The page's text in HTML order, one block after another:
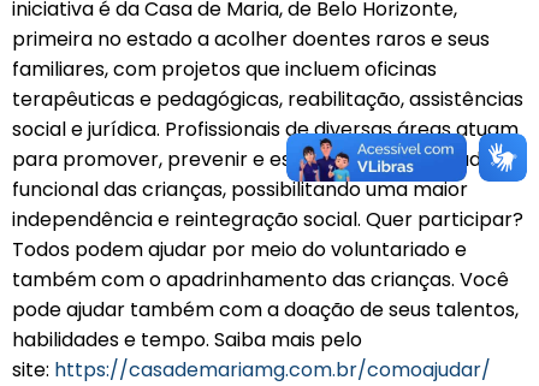
iniciativa é da Casa de Maria, de Belo Horizonte,
primeira no estado a acolher doentes raros e seus
familiares, com projetos que incluem oficinas
terapêuticas e pedagógicas, reabilitação, assistências
social e jurídica. Profissionais de diversas áreas atuam
para promover, prevenir e estimular a capacidade
funcional das crianças, possibilitando uma maior
independência e reintegração social. Quer participar?
Todos podem ajudar por meio do voluntariado e
também com o apadrinhamento das crianças. Você
pode ajudar também com a doação de seus talentos,
habilidades e tempo. Saiba mais pelo
site: https://casademariamg.com.br/comoajudar/